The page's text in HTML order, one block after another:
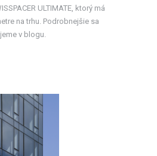
ULTIMATE, ktorý má
na trhu. Podrobnejšie sa
v blogu.